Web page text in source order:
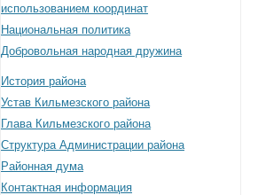
использованием координат
Национальная политика
Добровольная народная дружина
История района
Устав Кильмезского района
Глава Кильмезского района
Структура Администрации района
Районная дума
Контактная информация